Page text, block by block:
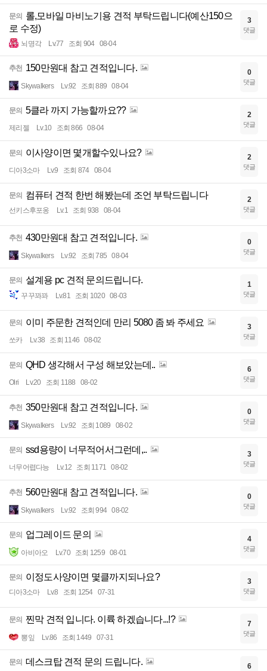
문의 롤,모바일 마비노기용 견적 부탁드립니다(예산150으
로 수정)
뇌명각 Lv.77 조회 904 08-04
3
댓글
추천 150만원대 참고 견적입니다.
Skywalkers Lv.92 조회 889 08-04
0
댓글
문의 5클라 까지 가능할까요??
제리젤 Lv.10 조회 866 08-04
2
댓글
문의 이사양이면 몇개할수있나요?
디아3소마 Lv.9 조회 874 08-04
2
댓글
문의 컴퓨터 견적 한번 해봤는데 조언 부탁드립니다
선키스후포옹 Lv.1 조회 938 08-04
2
댓글
추천 430만원대 참고 견적입니다.
Skywalkers Lv.92 조회 785 08-04
0
댓글
문의 설계용 pc 견적 문의드립니다.
꾸꾸꽈꽈 Lv.81 조회 1020 08-03
1
댓글
문의 이미 주문한 견적인데 만리 5080 좀 봐 주세요
쏘카 Lv.38 조회 1146 08-02
3
댓글
문의 QHD 생각해서 구성 해보았는데..
Olri Lv.20 조회 1188 08-02
6
댓글
추천 350만원대 참고 견적입니다.
Skywalkers Lv.92 조회 1089 08-02
0
댓글
문의 ssd용량이 너무적어서그런데,..
너무어렵다능 Lv.12 조회 1171 08-02
3
댓글
추천 560만원대 참고 견적입니다.
Skywalkers Lv.92 조회 994 08-02
0
댓글
문의 업그레이드 문의
아비아오 Lv.70 조회 1259 08-01
4
댓글
문의 이정도사양이면 몇클까지되나요?
디아3소마 Lv.8 조회 1254 07-31
3
댓글
문의 찐막 견적 입니다. 이륙 하겠습니다...!?
뽕잎 Lv.86 조회 1449 07-31
7
댓글
문의 데스크탑 견적 문의 드립니다. 6